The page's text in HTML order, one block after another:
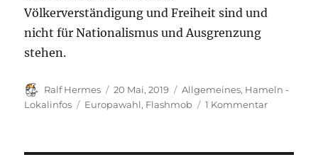
Völkerverständigung und Freiheit sind und
nicht für Nationalismus und Ausgrenzung
stehen.
Autor
Ralf Hermes
Veröffentlicht
am
20 Mai, 2019 Kategorien
Allgemeines, Hameln -
Lokalinfos
Schlagwörter
Europawahl, Flashmob 1 Kommentarzu